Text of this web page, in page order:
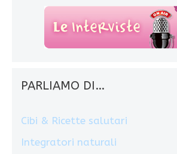
PARLIAMO DI…
Cibi & Ricette salutari
Integratori naturali